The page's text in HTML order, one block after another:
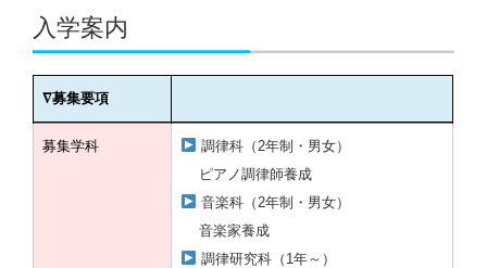
入学案内
∇募集要項
∇募集要項
募集学科
調律科（2年制・男女）
ピアノ調律師養成
音楽科（2年制・男女）
音楽家養成
調律研究科（1年～）